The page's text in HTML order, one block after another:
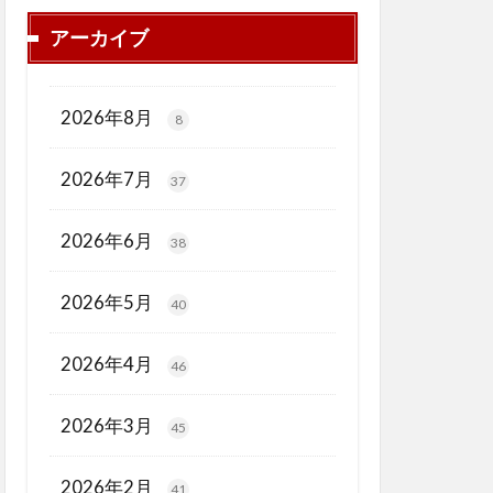
アーカイブ
2026年8月 8
2026年7月 37
2026年6月 38
2026年5月 40
2026年4月 46
2026年3月 45
2026年2月 41